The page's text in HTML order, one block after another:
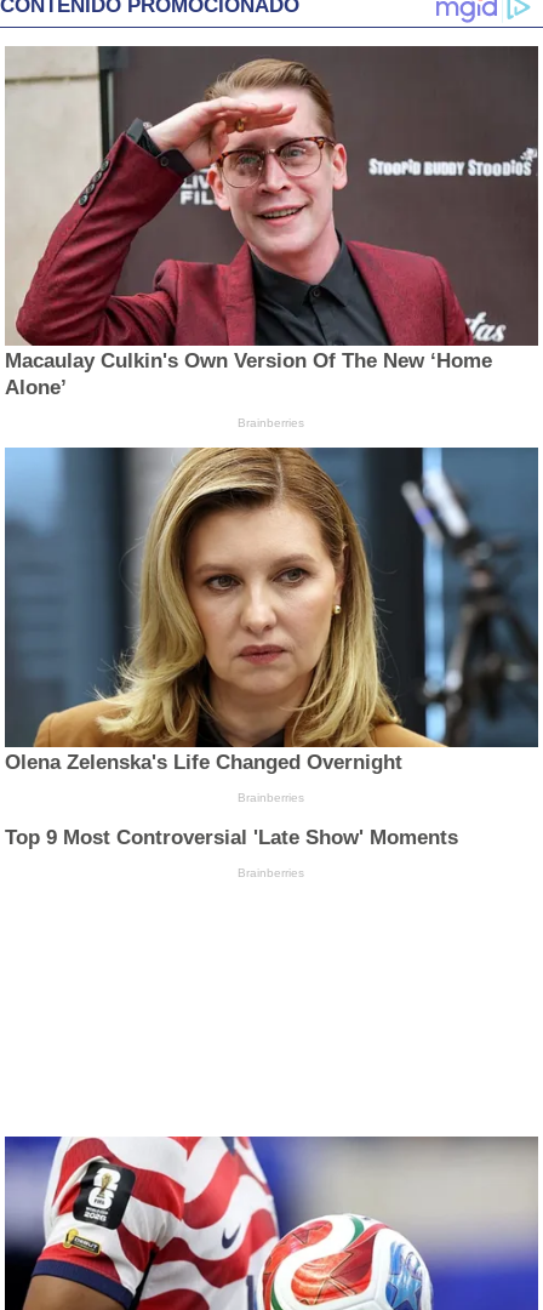
CONTENIDO PROMOCIONADO
Macaulay Culkin's Own Version Of The New ‘Home
Alone’
Brainberries
Olena Zelenska's Life Changed Overnight
Brainberries
Top 9 Most Controversial 'Late Show' Moments
Brainberries